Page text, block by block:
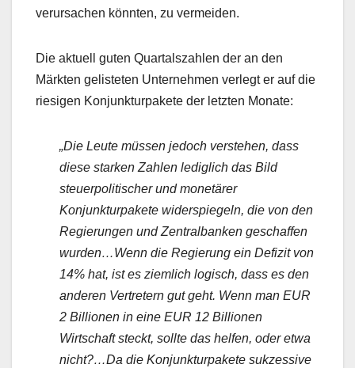
verursachen könnten, zu vermeiden.
Die aktuell guten Quartalszahlen der an den
Märkten gelisteten Unternehmen verlegt er auf die
riesigen Konjunkturpakete der letzten Monate:
„Die Leute müssen jedoch verstehen, dass
diese starken Zahlen lediglich das Bild
steuerpolitischer und monetärer
Konjunkturpakete widerspiegeln, die von den
Regierungen und Zentralbanken geschaffen
wurden…Wenn die Regierung ein Defizit von
14% hat, ist es ziemlich logisch, dass es den
anderen Vertretern gut geht. Wenn man EUR
2 Billionen in eine EUR 12 Billionen
Wirtschaft steckt, sollte das helfen, oder etwa
nicht?…Da die Konjunkturpakete sukzessive